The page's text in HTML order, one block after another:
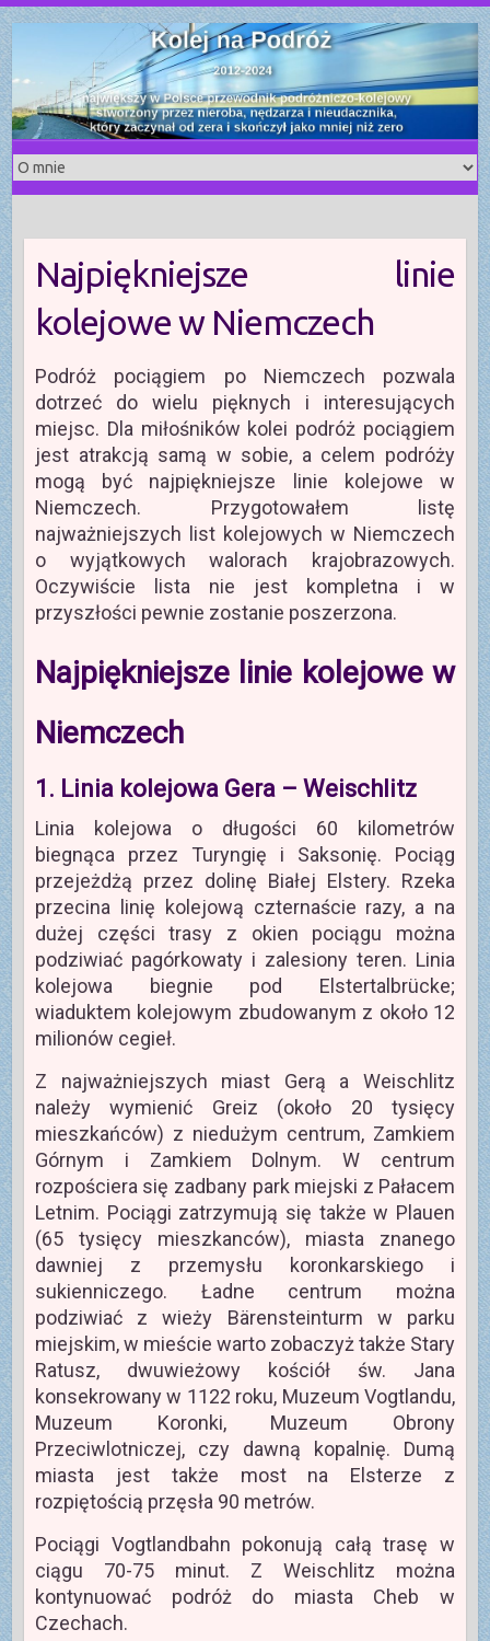
S
k
i
p
t
o
c
o
n
t
e
n
t
Najpiękniejsze linie
kolejowe w Niemczech
Podróż pociągiem po Niemczech pozwala
dotrzeć do wielu pięknych i interesujących
miejsc. Dla miłośników kolei podróż pociągiem
jest atrakcją samą w sobie, a celem podróży
mogą być najpiękniejsze linie kolejowe w
Niemczech. Przygotowałem listę
najważniejszych list kolejowych w Niemczech
o wyjątkowych walorach krajobrazowych.
Oczywiście lista nie jest kompletna i w
przyszłości pewnie zostanie poszerzona.
Najpiękniejsze linie kolejowe w
Niemczech
1. Linia kolejowa Gera – Weischlitz
Linia kolejowa o długości 60 kilometrów
biegnąca przez Turyngię i Saksonię. Pociąg
przejeżdżą przez dolinę Białej Elstery. Rzeka
przecina linię kolejową czternaście razy, a na
dużej części trasy z okien pociągu można
podziwiać pagórkowaty i zalesiony teren. Linia
kolejowa biegnie pod Elstertalbrücke;
wiaduktem kolejowym zbudowanym z około 12
milionów cegieł.
Z najważniejszych miast Gerą a Weischlitz
należy wymienić Greiz (około 20 tysięcy
mieszkańców) z niedużym centrum, Zamkiem
Górnym i Zamkiem Dolnym. W centrum
rozpościera się zadbany park miejski z Pałacem
Letnim. Pociągi zatrzymują się także w Plauen
(65 tysięcy mieszkanców), miasta znanego
dawniej z przemysłu koronkarskiego i
sukienniczego. Ładne centrum można
podziwiać z wieży Bärensteinturm w parku
miejskim, w mieście warto zobaczyż także Stary
Ratusz, dwuwieżowy kościół św. Jana
konsekrowany w 1122 roku, Muzeum Vogtlandu,
Muzeum Koronki, Muzeum Obrony
Przeciwlotniczej, czy dawną kopalnię. Dumą
miasta jest także most na Elsterze z
rozpiętością przęsła 90 metrów.
Pociągi Vogtlandbahn pokonują całą trasę w
ciągu 70-75 minut. Z Weischlitz można
kontynuować podróż do miasta Cheb w
Czechach.